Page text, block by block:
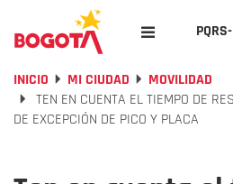
PQRS-
INICIO MI CIUDAD
MOVILIDAD
TEN EN CUENTA EL TIEMPO DE
DE EXCEPCIÓN DE PICO Y PLACA